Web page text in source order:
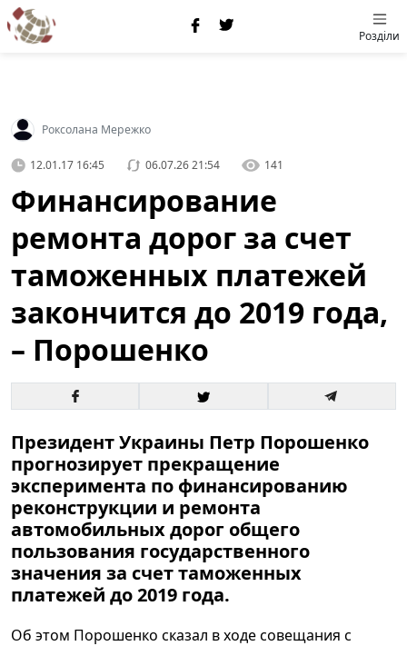
Розділи
Роксолана Мережко
12.01.17 16:45 06.07.26 21:54 141
Финансирование
ремонта дорог за счет
таможенных платежей
закончится до 2019 года,
– Порошенко
Президент Украины Петр Порошенко
прогнозирует прекращение
эксперимента по финансированию
реконструкции и ремонта
автомобильных дорог общего
пользования государственного
значения за счет таможенных
платежей до 2019 года.
Об этом Порошенко сказал в ходе совещания с